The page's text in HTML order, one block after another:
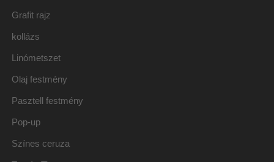
Grafit rajz
kollázs
Linómetszet
Olaj festmény
Pasztell festmény
Pop-up
Színes ceruza